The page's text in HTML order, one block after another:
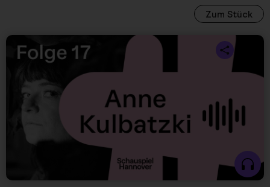
Zum Stück
Nächster Artikel